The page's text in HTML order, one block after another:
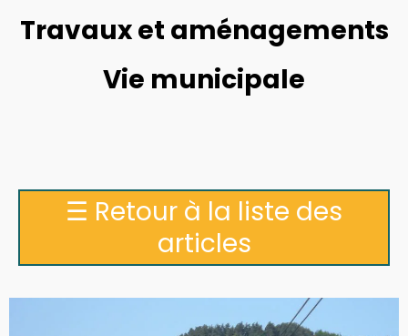
Travaux et aménagements
Vie municipale
☰ Retour à la liste des
articles